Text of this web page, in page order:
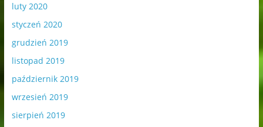
luty 2020
styczeń 2020
grudzień 2019
listopad 2019
październik 2019
wrzesień 2019
sierpień 2019